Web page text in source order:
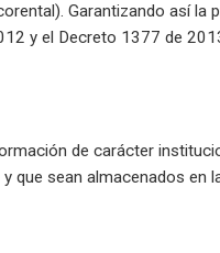
Garantizando así la
y el Decreto 1377 de
de carácter
que sean almacenados en